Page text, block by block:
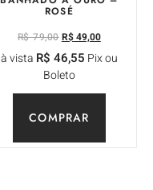
ROSÉ
R$79,00R$49,00
à vista R$ 46,55 Pix ou
Boleto
COMPRAR